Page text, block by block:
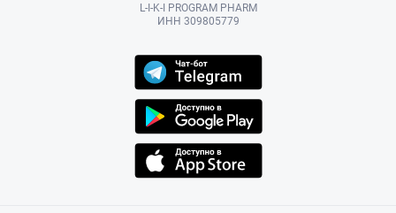
L-I-K-I PROGRAM PHARM
ИНН 309805779